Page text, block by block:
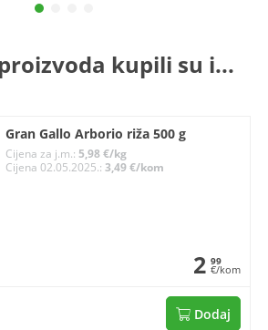
kupili su i...
Gran Gallo Arborio riža 500 g
Cijena za j.m.:5,98 €/kg
Cijena 02.05.2025.:3,49 €/kom
2 99
€/kom
Dodaj